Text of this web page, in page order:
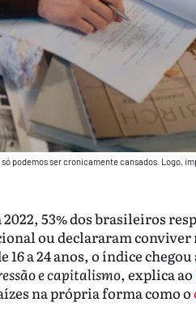
podemos ser cronicamente cansados. Logo,
53% dos brasileiros
ou declararam conviver
a 24 anos, o índice
e capitalismo, explica ao
na própria forma como o